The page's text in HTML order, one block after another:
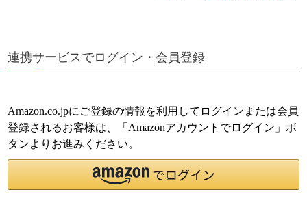
連携サービスでログイン・会員登録
Amazon.co.jpにご登録の情報を利用してログインまたは会員
登録されるお客様は、「Amazonアカウントでログイン」ボ
タンよりお進みください。